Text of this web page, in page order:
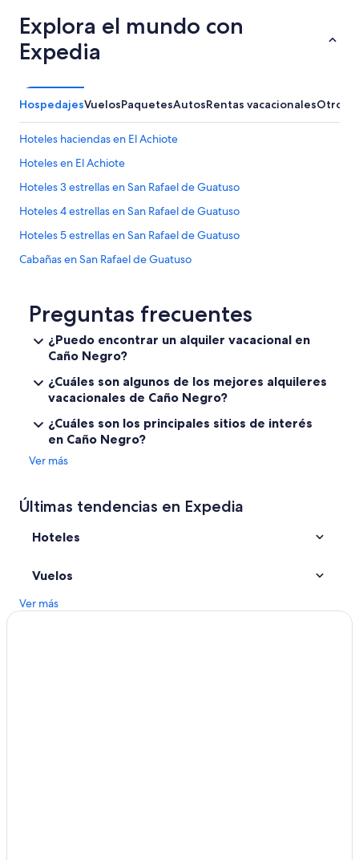
Explora el mundo con
Expedia
HospedajesVuelosPaquetesAutosRentas vacacionalesOtros
Hoteles haciendas en El Achiote
Hoteles en El Achiote
Hoteles 3 estrellas en San Rafael de Guatuso
Hoteles 4 estrellas en San Rafael de Guatuso
Hoteles 5 estrellas en San Rafael de Guatuso
Cabañas en San Rafael de Guatuso
Resorts en San Rafael de Guatuso
Hoteles en San Rafael de Guatuso
Cabañas en Bijagua
Casas de campo en Bijagua
Casas de huéspedes en Bijagua
Hoteles en Bijagua
Casas de campo en Katira
Apartamentos en Katira
Preguntas frecuentes
¿Puedo encontrar un alquiler vacacional en
Caño Negro?
¿Cuáles son algunos de los mejores alquileres
vacacionales de Caño Negro?
¿Cuáles son los principales sitios de interés
en Caño Negro?
Ver más
Últimas tendencias en Expedia
Hoteles
Vuelos
Ver más